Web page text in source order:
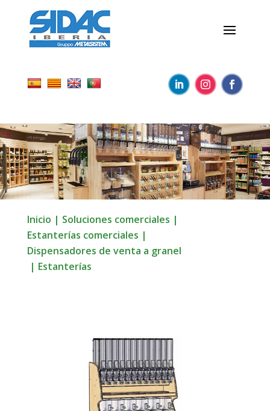
Inicio | Soluciones comerciales |
Estanterías comerciales |
Dispensadores de venta a granel
| Estanterías